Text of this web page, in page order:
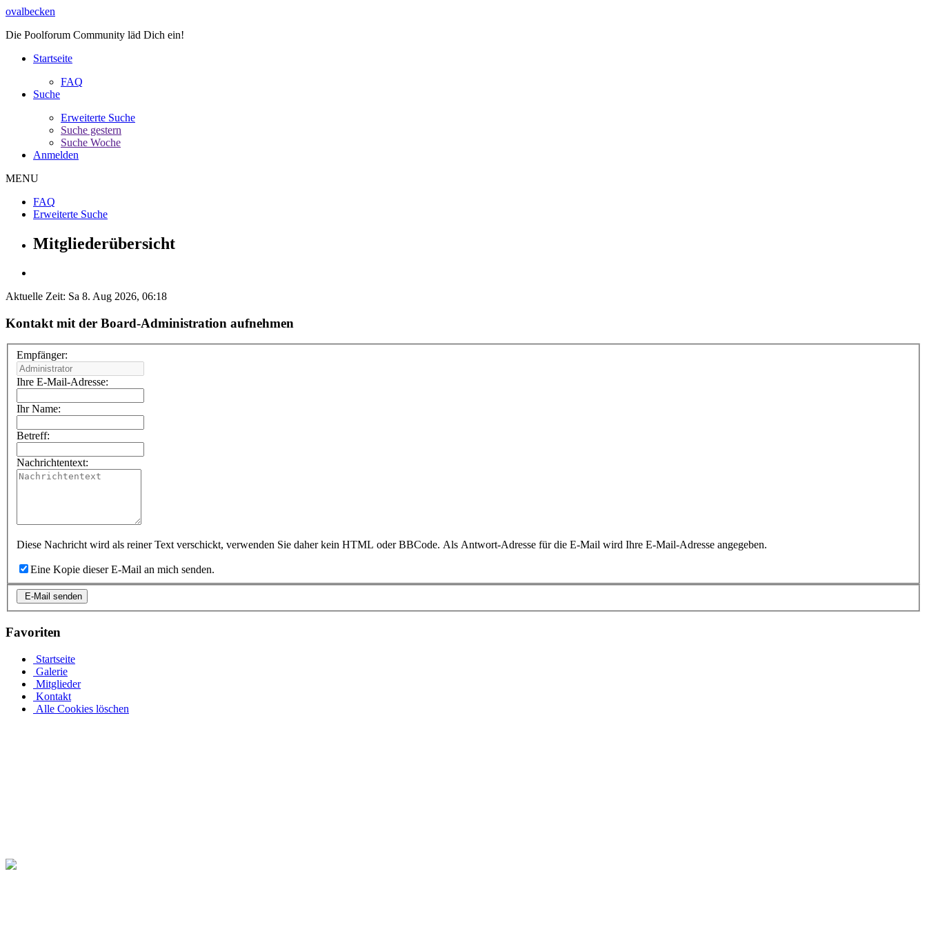
ovalbecken
Die Poolforum Community läd Dich ein!
Startseite
FAQ
Suche
Erweiterte Suche
Suche gestern
Suche Woche
Anmelden
MENU
FAQ
Erweiterte Suche
Mitgliederübersicht
Aktuelle Zeit: Sa 8. Aug 2026, 06:18
Kontakt mit der Board-Administration aufnehmen
Empfänger:
Ihre E-Mail-Adresse:
Ihr Name:
Betreff:
Nachrichtentext:
Diese Nachricht wird als reiner Text verschickt, verwenden Sie daher kein HTML oder BBCode. Als Antwort-Adresse für die E-Mail wird Ihre E-Mail-Adresse angegeben.
Eine Kopie dieser E-Mail an mich senden.
E-Mail senden
Favoriten
Startseite
Galerie
Mitglieder
Kontakt
Alle Cookies löschen